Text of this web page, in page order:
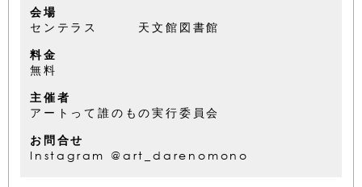
会場
センテラス 天文館図書館
料金
無料
主催者
アートって誰のもの実行委員会
お問合せ
Instagram @art_darenomono